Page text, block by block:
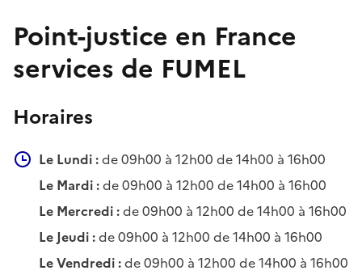
Point-justice en France
services de FUMEL
Horaires
Le Lundi :de 09h00 à 12h00 de 14h00 à 16h00
Le Mardi :de 09h00 à 12h00 de 14h00 à 16h00
Le Mercredi :de 09h00 à 12h00 de 14h00 à 16h00
Le Jeudi :de 09h00 à 12h00 de 14h00 à 16h00
Le Vendredi :de 09h00 à 12h00 de 14h00 à 16h00